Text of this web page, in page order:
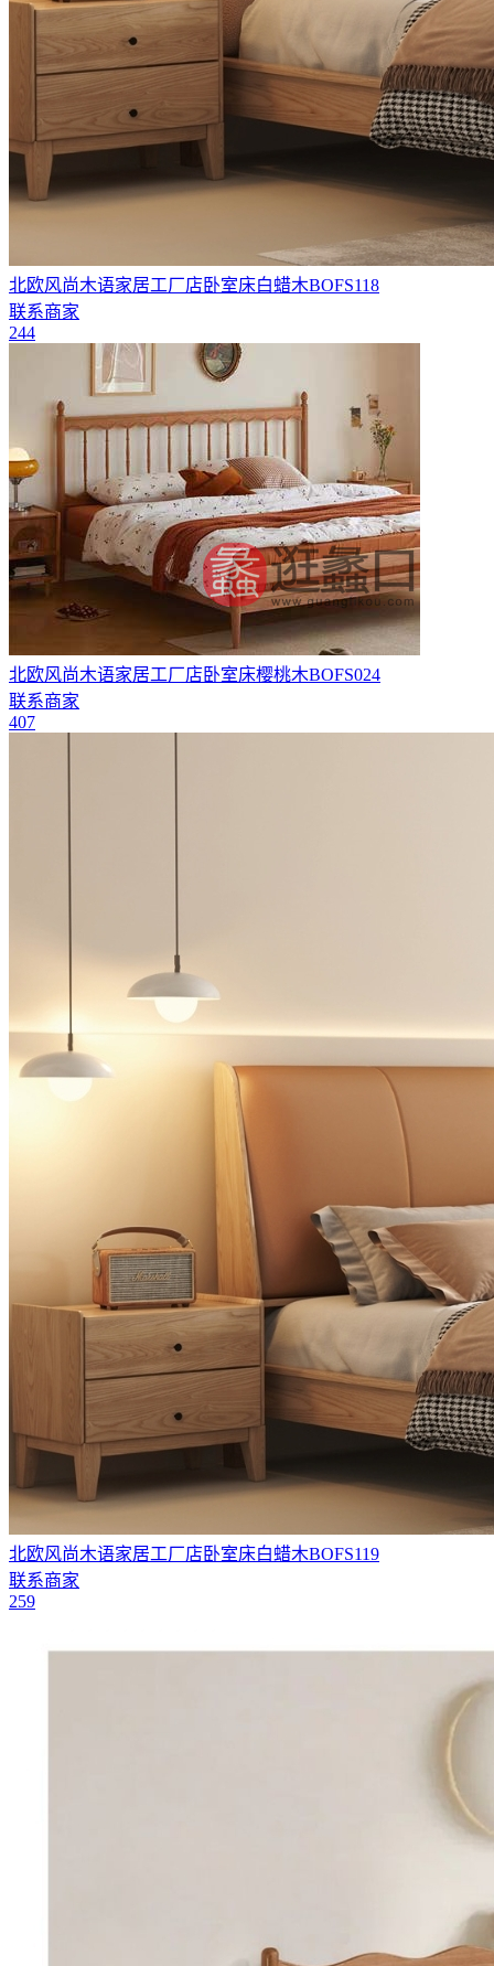
北欧风尚木语家居工厂店卧室床白蜡木BOFS118
联系商家
244
北欧风尚木语家居工厂店卧室床樱桃木BOFS024
联系商家
407
北欧风尚木语家居工厂店卧室床白蜡木BOFS119
联系商家
259